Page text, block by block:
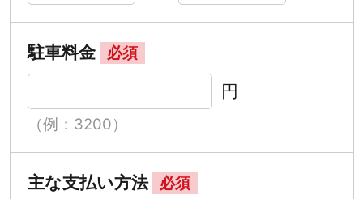
駐車料金 必須
円
（例：3200）
主な支払い方法 必須